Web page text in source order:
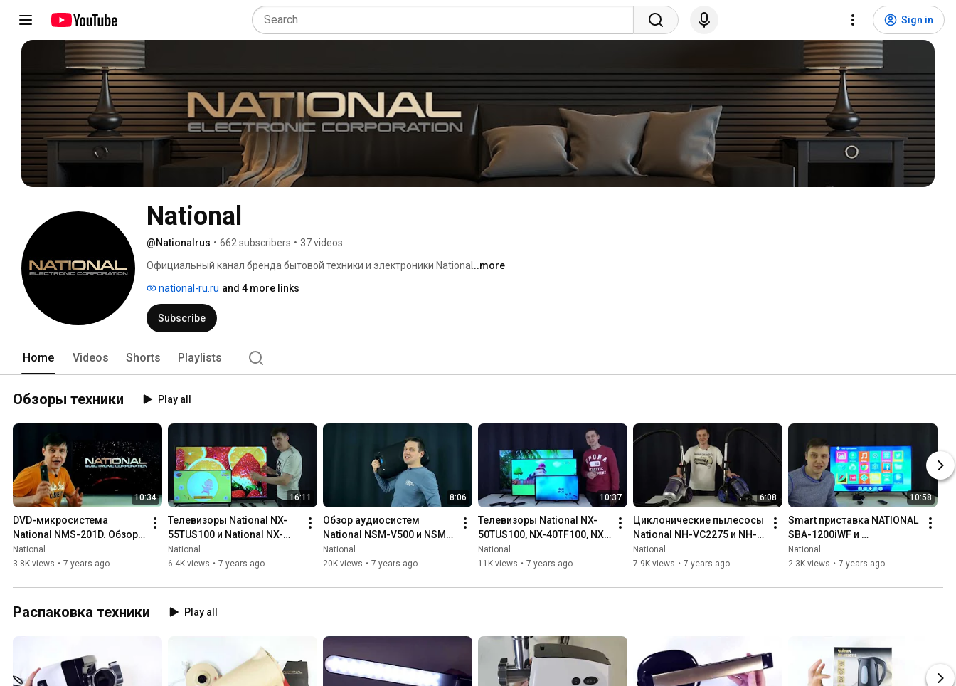
Sign in
National
@Nationalrus • 662 subscribers • 37 videos
Официальный канал бренда бытовой техники и электроники National. ...more
national-ru.ru and 4 more links
Subscribe
Home Videos Shorts Playlists
Обзоры техники Play all
10:34
DVD-микросистема
National NMS-201D. Обзор,
тестирование работы.
National
3.8K views • 7 years ago
16:11
Телевизоры National NX-
55TUS100 и National NX-
32TH110. Обзор.
National
6.4K views • 7 years ago
8:06
Обзор аудиосистем
National NSM-V500 и NSM-
H50
National
20K views • 7 years ago
10:37
Телевизоры National NX-
50TUS100, NX-40TF100, NX-
24THS100. Обзор,
сравнение.
National
11K views • 7 years ago
6:08
Циклонические пылесосы
National NH-VC2275 и NH-
VC1852. Обзор, сравнение,
тестирование работы.
National
7.9K views • 7 years ago
10:58
Smart приставка NATIONAL
SBA-1200iWF и
беспроводная клавиатура
NATIONAL BTK-150
National
2.3K views • 7 years ago
Распаковка техники Play all